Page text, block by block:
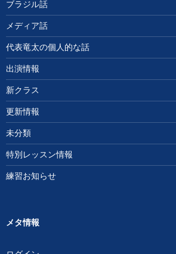
ブラジル話
メディア話
代表竜太の個人的な話
出演情報
新クラス
更新情報
未分類
特別レッスン情報
練習お知らせ
メタ情報